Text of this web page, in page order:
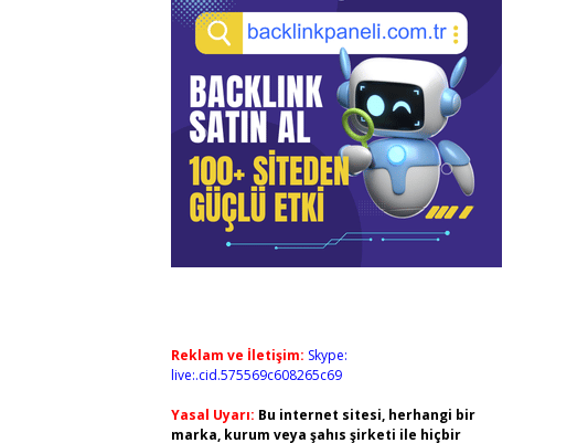
Reklam ve İletişim: Skype:
live:.cid.575569c608265c69
Yasal Uyarı: Bu internet sitesi, herhangi bir
marka, kurum veya şahıs şirketi ile hiçbir